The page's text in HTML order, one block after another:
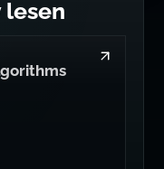
lesen